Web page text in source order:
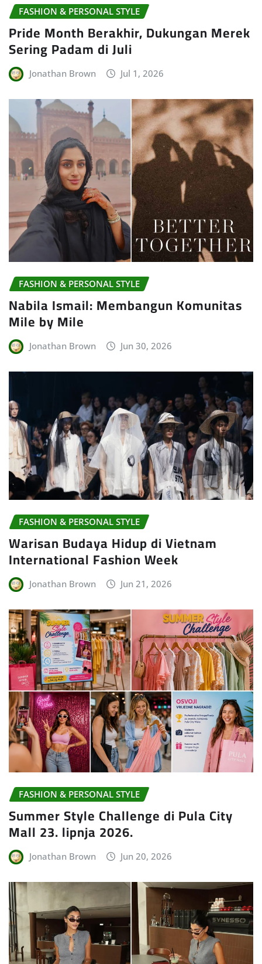
FASHION & PERSONAL STYLE
Pride Month Berakhir, Dukungan Merek
Sering Padam di Juli
Jonathan Brown Jul 1, 2026
FASHION & PERSONAL STYLE
Nabila Ismail: Membangun Komunitas
Mile by Mile
Jonathan Brown Jun 30, 2026
FASHION & PERSONAL STYLE
Warisan Budaya Hidup di Vietnam
International Fashion Week
Jonathan Brown Jun 21, 2026
FASHION & PERSONAL STYLE
Summer Style Challenge di Pula City
Mall 23. lipnja 2026.
Jonathan Brown Jun 20, 2026